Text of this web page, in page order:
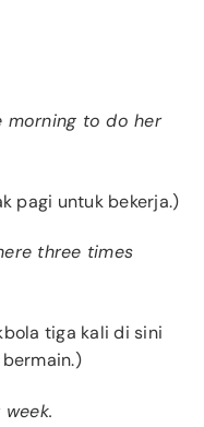
morning to do her
pagi untuk bekerja.)
three times
tiga kali di sini